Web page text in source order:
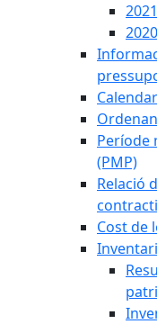
2021
2020
Període
(PMP)
Relació
Cost de
Inventari